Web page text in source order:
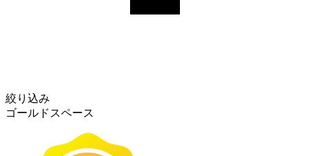
絞り込み
ゴールドスペース